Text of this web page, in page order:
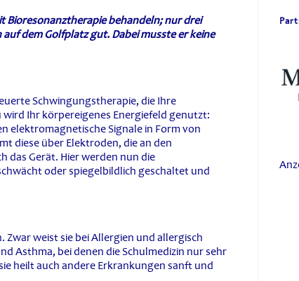
Bioresonanztherapie behandeln; nur drei
dem Golfplatz gut. Dabei musste er keine
Schwingungstherapie, die Ihre
Ihr körpereigenes Energiefeld genutzt:
elektromagnetische Signale in Form von
diese über Elektroden, die an den
das Gerät. Hier werden nun die
oder spiegelbildlich geschaltet und
weist sie bei Allergien und allergisch
Asthma, bei denen die Schulmedizin nur sehr
heilt auch andere Erkrankungen sanft und